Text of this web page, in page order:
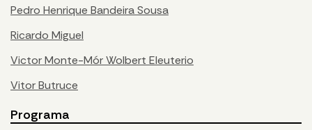
Pedro Henrique Bandeira Sousa
Ricardo Miguel
Victor Monte-Mór Wolbert Eleuterio
Vitor Butruce
Programa